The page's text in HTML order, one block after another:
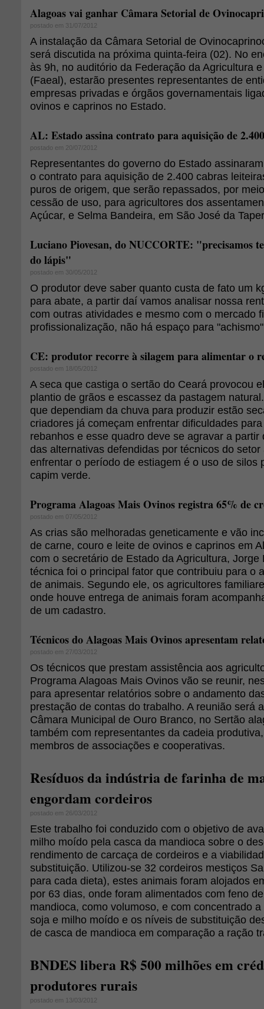
Alagoas vai ganhar Câmara Setorial de
postado em 31/07/2012
A instalação da Câmara Setorial de
será discutida na próxima quinta-feira (02). No
às 9h, no auditório da Federação da Agricultura
(Faeal), estarão presentes representantes de
empresas privadas e órgãos governamentais
ovinos e caprinos no Estado.
AL: Estado assina contrato para aquisição de
postado em 20/07/2012
Representantes do governo do Estado
o contrato para aquisição de 2.400 cabras
puros de origem, que serão repassados, por
cessão de uso, para agricultores dos
Açúcar, e Selma Bandeira, em São José da
Luciano Piovesan, do NUCCORTE: "precisamos
do lápis"
postado em 30/05/2012
O produtor deve saber quanto custa de fato um
para abate, a partir daí vamos analisar nossa
com outras atividades e mesmo com o mercado
profissionalização, não há espaço para
CE: produtor recorre à silagem para alimentar o
postado em 18/05/2012
A seca que castiga o sertão do Ceará provocou
plantio de grãos e escassez da pastagem
que dependiam da chuva para produzir estão
criadores já começam enfrentar dificuldades
rebanhos e esse quadro deve se agravar a
das alternativas defendidas por técnicos do
enfrentar o período de estiagem é o uso de silos
capim verde.
Programa Alagoas Mais Ovinos registra 65% de
postado em 07/05/2012
As crias são melhoradas geneticamente e vão
de carne, couro e leite de ovinos e caprinos em
com o secretário de Estado da Agricultura,
técnica foi o principal fator que contribuiu para o
de animais. Segundo ele, os agricultores
onde houve entrega de animais foram
de um cadastro.
Técnicos do Alagoas Mais Ovinos apresentam
postado em 27/03/2012
Os técnicos que prestam assistência aos
Programa Alagoas Mais Ovinos vão se reunir,
para apresentar relatórios sobre o andamento
prestação de contas do trabalho. A reunião será
Câmara Municipal de Ouro Branco, no Sertão
também com representantes da cadeia
membros de associações e cooperativas.
Resíduos da indústria de farinha de
engordam cordeiros
postado em 26/03/2012
Este trabalho foi conduzido com o objetivo de
milho moído pela casca da mandioca sobre o
rendimento de carcaça de cordeiros e a
substituição. Utilizou-se 32 cordeiros mestiços
para cada dieta), estes animais foram alojados
por 63 dias, onde foram alimentados com feno
mandioca, como volumoso, e com concentrado
soja e milho moído e os níveis de substituição
de casca de mandioca em comparação a ração
BNDES libera R$ 500 milhões em
produtores rurais
postado em 13/03/2012